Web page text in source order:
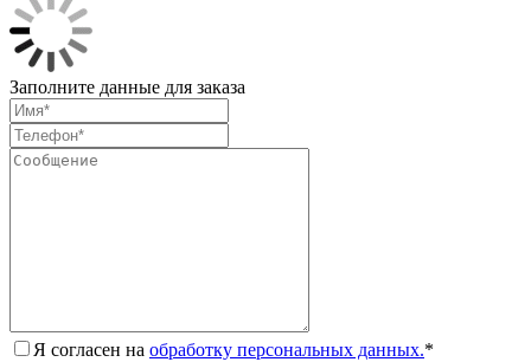
Заполните данные для заказа
Я согласен на обработку персональных данных.*